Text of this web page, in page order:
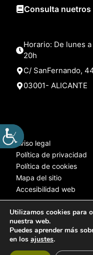
Consulta
Horario: De lunes
20h
C/ SanFernando,
03001- ALICANTE
Aviso legal
Política de privacidad
Política de cookies
Mapa del sitio
Accesibilidad web
© 2025 Web desarrollada
Utilizamos cookies para
nuestra web.
Puedes aprender más
en los ajustes.